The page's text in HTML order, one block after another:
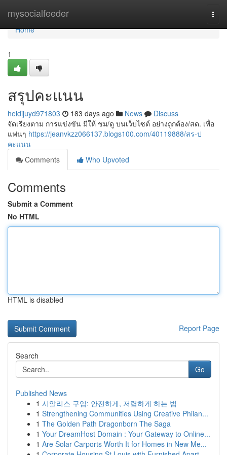
mysocialfeeder
Home
Home
1
สรุปคะแนน
heidijuyd971803 183 days ago News
Discuss
จัดเรียงตาม การแข่งขัน มีให้ ชม/ดู บนเว็บไซต์ อย่างถูกต้อง/สด. เพื่อ
แฟนๆ https://jeanvkzz066137.blogs100.com/40119888/สร-ป
คะแนน
Comments
Who Upvoted
Comments
Submit a Comment
No HTML
HTML is disabled
Report Page
Search
Go
Published News
1 시알리스 구입: 안전하게, 저렴하게 하는 법
1 Strengthening Communities Using Creative Philan...
1 The Golden Path Dragonborn The Saga
1 Your DreamHost Domain : Your Gateway to Online...
1 Are Solar Carports Worth It for Homes in New Me...